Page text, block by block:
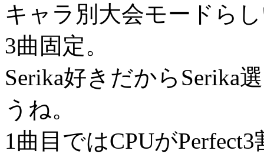
キャラ別大会モードら
3曲固定。
Serika好きだからSerika
うね。
1曲目ではCPUが